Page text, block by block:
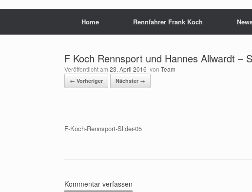
Home Rennfahrer Frank Koch
F Koch Rennsport und Hannes Allwardt –
Veröffentlicht am 23. April 2016 von Team
← Vorheriger Nächster →
F-Koch-Rennsport-Slider-05
Kommentar verfassen